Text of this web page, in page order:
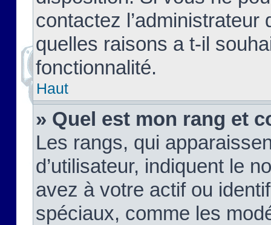
contactez
quelles raisons a t-il
fonctionnalité.
Haut
» Quel est mon rang et
Les rangs, qui
d’utilisateur, indiquent le
avez à votre actif ou
spéciaux, comme les